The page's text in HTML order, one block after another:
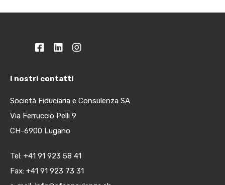
I nostri contatti
Società Fiduciaria e Consulenza SA
Via Ferruccio Pelli 9
CH-6900 Lugano
Tel: +41 91 923 58 41
Fax: +41 91 923 73 31